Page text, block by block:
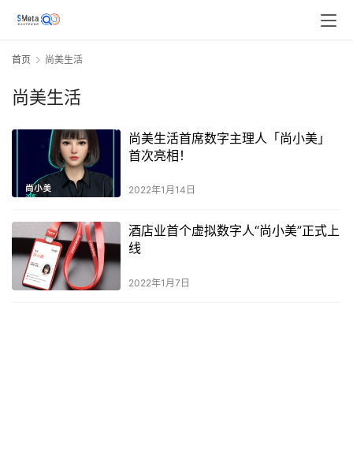
首页 尚美生活
尚美生活
尚美生活首席数字主理人「尚小美」
首次亮相！
2022年1月14日
酒店业首个虚拟数字人“尚小美”正式上
线
2022年1月7日